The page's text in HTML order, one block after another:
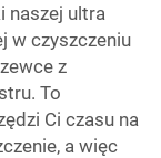
naszej ultra
w czyszczeniu
z
To
Ci czasu na
a więc